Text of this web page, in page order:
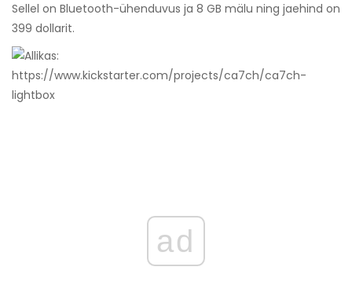
Sellel on Bluetooth-ühenduvus ja 8 GB mälu ning jaehind on
399 dollarit.
ad